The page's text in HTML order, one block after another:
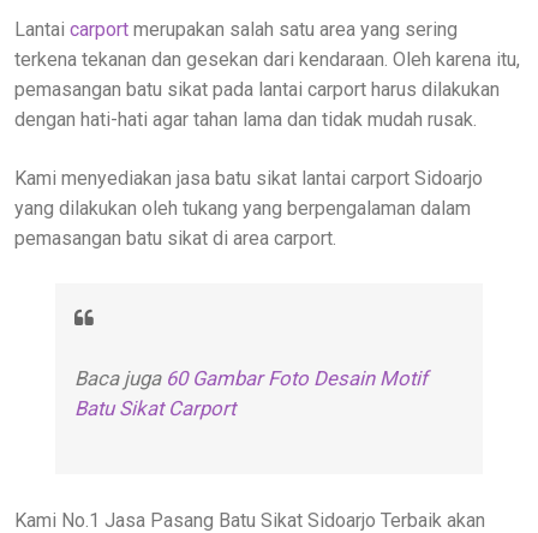
Lantai carport merupakan salah satu area yang sering
terkena tekanan dan gesekan dari kendaraan. Oleh karena itu,
pemasangan batu sikat pada lantai carport harus dilakukan
dengan hati-hati agar tahan lama dan tidak mudah rusak.
Kami menyediakan jasa batu sikat lantai carport Sidoarjo
yang dilakukan oleh tukang yang berpengalaman dalam
pemasangan batu sikat di area carport.
Baca juga 60 Gambar Foto Desain Motif
Batu Sikat Carport
Kami No.1 Jasa Pasang Batu Sikat Sidoarjo Terbaik akan